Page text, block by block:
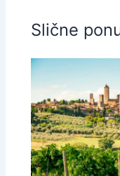
Slične